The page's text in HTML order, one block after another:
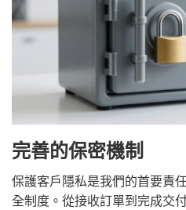
完善的保密機制
保護客戶隱私是我們的首要責
全制度。從接收訂單到完成交